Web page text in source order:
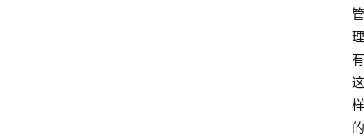
管
理
有
这
样
的